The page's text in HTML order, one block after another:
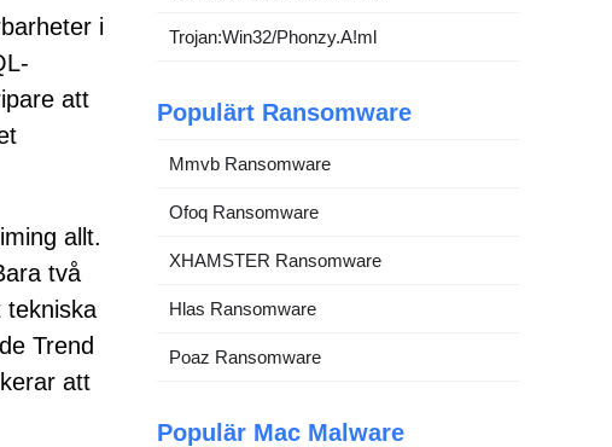
i
att
allt.
två
tekniska
Trend
att
Trojan:Win32/Phonzy.A!ml
Populärt Ransomware
Mmvb Ransomware
Ofoq Ransomware
XHAMSTER Ransomware
Hlas Ransomware
Poaz Ransomware
Populär Mac Malware